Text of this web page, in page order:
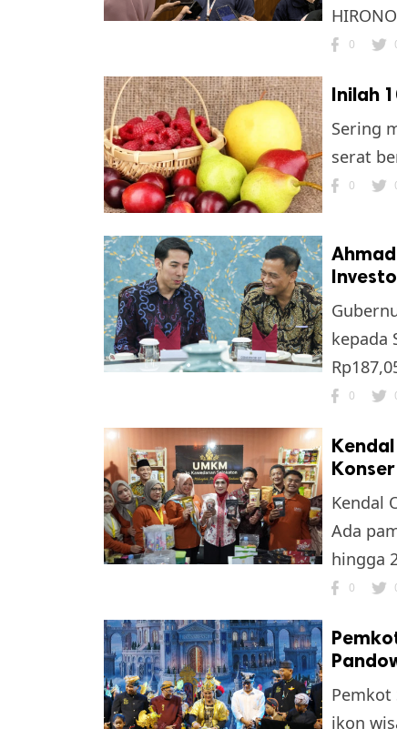
0
Inilah
Sering
serat
0
kepada
0
Kendal
Ada
hingga
0
Pemkot
ikon